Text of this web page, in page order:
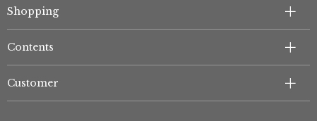
Shopping
Contents
Customer